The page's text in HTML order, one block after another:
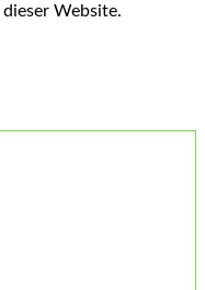
dieser Website.